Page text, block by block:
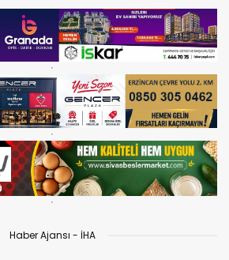
Haber Ajansı - İHA